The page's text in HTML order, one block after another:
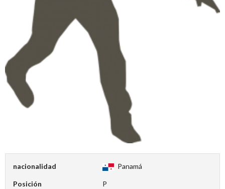
nacionalidad Panamá
Posición P